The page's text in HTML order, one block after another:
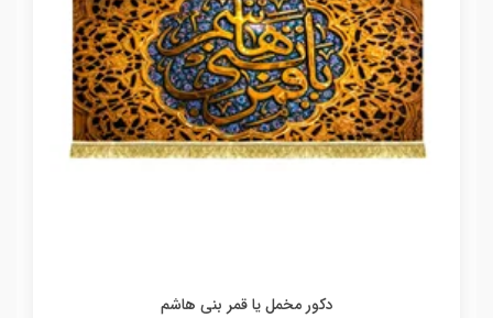
دکور مخمل یا قمر بنی هاشم